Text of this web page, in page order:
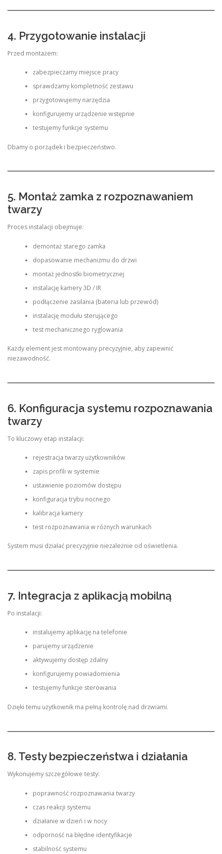
4. Przygotowanie instalacji
Przed montażem:
zabezpieczamy miejsce pracy
sprawdzamy kompletność zestawu
przygotowujemy narzędzia
konfigurujemy urządzenie wstępnie
testujemy funkcje systemu
Dbamy o porządek i bezpieczeństwo.
5. Montaż zamka z rozpoznawaniem
twarzy
Proces instalacji obejmuje:
demontaż starego zamka
dopasowanie mechanizmu do drzwi
montaż jednostki biometrycznej
instalację kamery 3D / IR
podłączenie zasilania (bateria lub przewód)
instalację modułu sterującego
test mechanicznego ryglowania
Każdy element jest montowany precyzyjnie, aby zapewnić
niezawodność.
6. Konfiguracja systemu rozpoznawania
twarzy
To kluczowy etap instalacji:
rejestracja twarzy użytkowników
zapis profili w systemie
ustawienie poziomów dostępu
konfiguracja trybu nocnego
kalibracja kamery
test rozpoznawania w różnych warunkach
System musi działać precyzyjnie niezależnie od oświetlenia.
7. Integracja z aplikacją mobilną
Po instalacji:
instalujemy aplikację na telefonie
parujemy urządzenie
aktywujemy dostęp zdalny
konfigurujemy powiadomienia
testujemy funkcje sterowania
Dzięki temu użytkownik ma pełną kontrolę nad drzwiami.
8. Testy bezpieczeństwa i działania
Wykonujemy szczegółowe testy:
poprawność rozpoznawania twarzy
czas reakcji systemu
działanie w dzień i w nocy
odporność na błędne identyfikacje
stabilność systemu